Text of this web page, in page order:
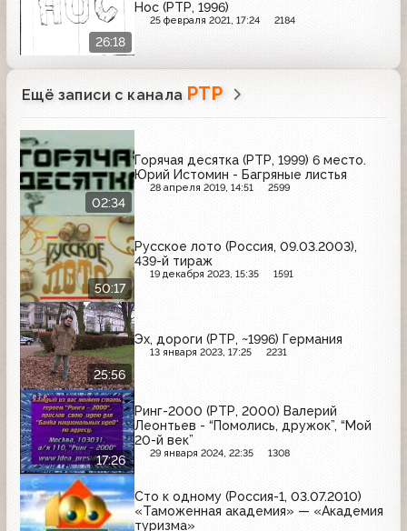
26:18
Нос (РТР, 1996)
25 февраля 2021, 17:24 2184
Ещё записи с канала РТР
02:34
Горячая десятка (РТР, 1999) 6 место.
Юрий Истомин - Багряные листья
28 апреля 2019, 14:51 2599
50:17
Русское лото (Россия, 09.03.2003),
439-й тираж
19 декабря 2023, 15:35 1591
25:56
Эх, дороги (РТР, ~1996) Германия
13 января 2023, 17:25 2231
17:26
Ринг-2000 (РТР, 2000) Валерий
Леонтьев - “Помолись, дружок”, “Мой
20-й век”
29 января 2024, 22:35 1308
Сто к одному (Россия-1, 03.07.2010)
«Таможенная академия» — «Академия
туризма»